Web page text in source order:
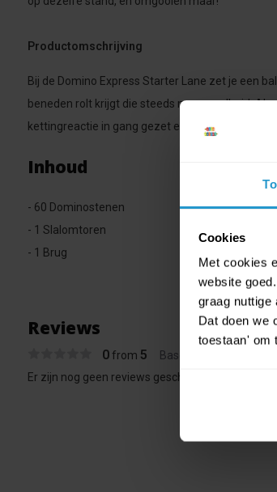
Cookies
Met cookies
website
graag nuttige
Dat doen we
toestaan' om
Productomschrijving
Bij de Domino Express Starter Lane zet je een
beneden rolt krijgt die steeds meer snelheid.
kettingreactie in gang gezet en valt de ene na
Inhoud
- 60 Dominostenen
- 1 Slalomtoren
- 1 Brug
Reviews
0from 5 Based on 0 reviews
Er zijn nog geen reviews geschreven over dit